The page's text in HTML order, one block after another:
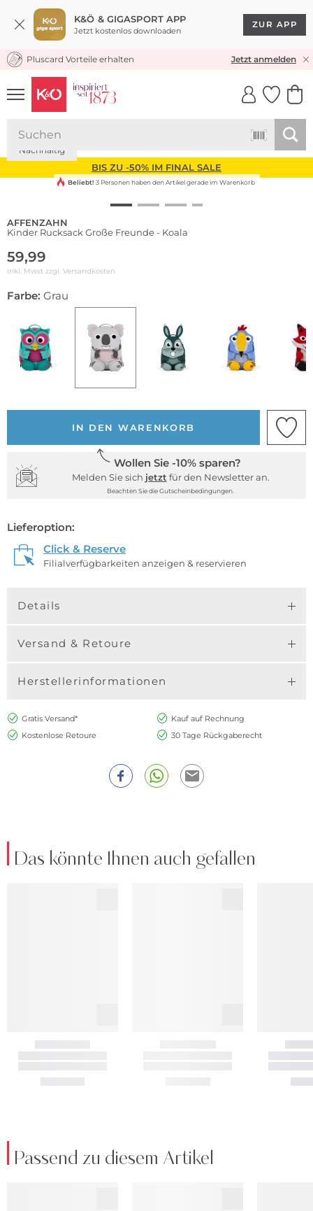
K&Ö & GIGASPORT APP
Jetzt kostenlos downloaden
ZUR APP
KOSTENLOSER VERSAND* & RÜCKVERSAND
Pluscard Vorteile erhalten Jetzt anmelden
UNSERE APP
CLICK &
BIS ZU -50% IM FINAL SALE
Nachhaltig
Beliebt! 3 Personen haben den Artikel gerade im Warenkorb
AFFENZAHN
Kinder Rucksack Große Freunde - Koala
59,99
inkl. Mwst zzgl. Versandkosten
Farbe: Grau
IN DEN WARENKORB
Wollen Sie -10% sparen?
Melden Sie sich jetzt für den Newsletter an.
Beachten Sie die Gutscheinbedingungen.
Lieferoption:
Click & Reserve
Filialverfügbarkeiten anzeigen & reservieren
Details
Versand & Retoure
Herstellerinformationen
Gratis Versand*
Kauf auf Rechnung
Kostenlose Retoure
30 Tage Rückgaberecht
Das könnte Ihnen auch gefallen
Passend zu diesem Artikel